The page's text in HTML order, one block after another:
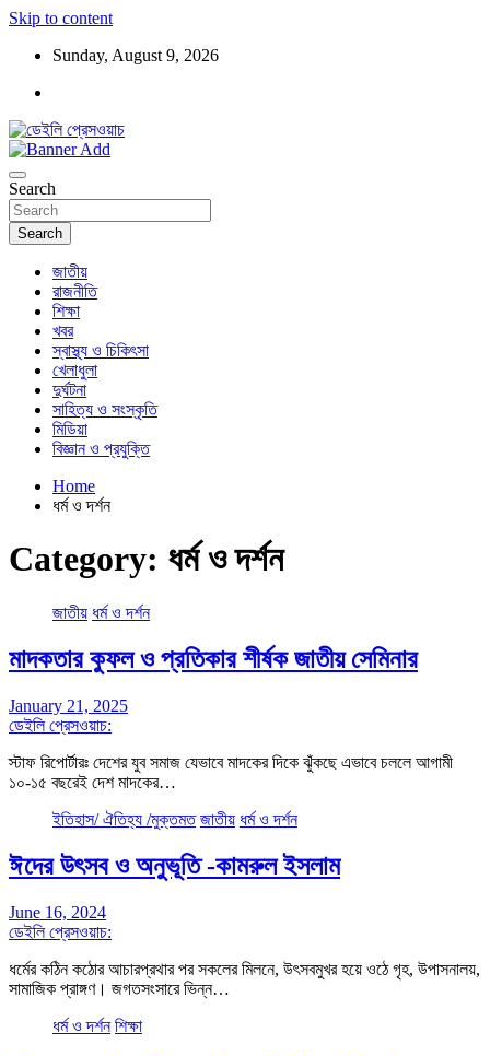
Skip to content
Sunday, August 9, 2026
ডেইলি প্রেসওয়াচ
Search
Search
জাতীয়
রাজনীতি
শিক্ষা
খবর
স্বাস্থ্য ও চিকিৎসা
খেলাধুলা
দুর্ঘটনা
সাহিত্য ও সংস্কৃতি
মিডিয়া
বিজ্ঞান ও প্রযুক্তি
Home
ধর্ম ও দর্শন
Category: ধর্ম ও দর্শন
জাতীয় ধর্ম ও দর্শন
মাদকতার কুফল ও প্রতিকার শীর্ষক জাতীয় সেমিনার
January 21, 2025
ডেইলি প্রেসওয়াচ:
স্টাফ রিপোর্টারঃ দেশের যুব সমাজ যেভাবে মাদকের দিকে ঝুঁকছে এভাবে চললে আগামী
১০-১৫ বছরেই দেশ মাদকের…
ইতিহাস/ ঐতিহ্য /মুক্তমত জাতীয় ধর্ম ও দর্শন
ঈদের উৎসব ও অনুভূতি -কামরুল ইসলাম
June 16, 2024
ডেইলি প্রেসওয়াচ:
ধর্মের কঠিন কঠোর আচারপ্রথার পর সকলের মিলনে, উৎসবমুখর হয়ে ওঠে গৃহ, উপাসনালয়,
সামাজিক প্রাঙ্গণ। জগতসংসারে ভিন্ন…
ধর্ম ও দর্শন শিক্ষা